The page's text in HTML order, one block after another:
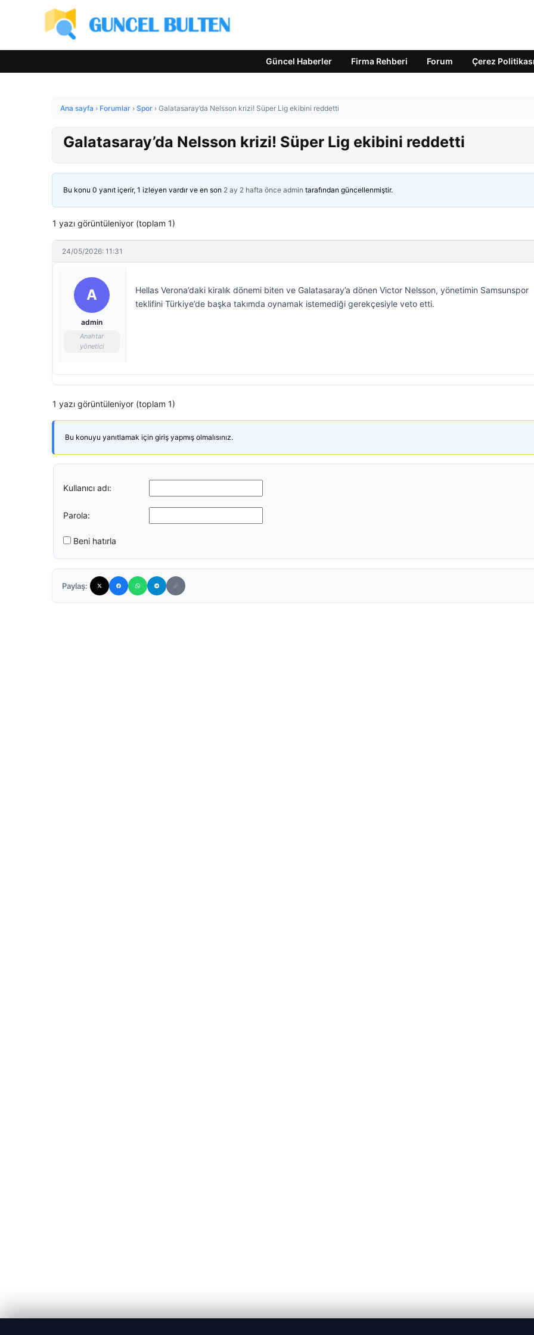
Güncel Haberler Firma Rehberi Forum Çerez Politikası
Ana sayfa › Forumlar › Spor › Galatasaray’da Nelsson krizi! Süper Lig ekibini reddetti
Galatasaray’da Nelsson krizi! Süper Lig ekibini reddetti
Bu konu 0 yanıt içerir, 1 izleyen vardır ve en son 2 ay 2 hafta önce admin tarafından güncellenmiştir.
1 yazı görüntüleniyor (toplam 1)
24/05/2026: 11:31
A
admin
Anahtar
yönetici
Hellas Verona’daki kiralık dönemi biten ve Galatasaray’a dönen Victor Nelsson, yönetimin Samsunspor
teklifini Türkiye’de başka takımda oynamak istemediği gerekçesiyle veto etti.
1 yazı görüntüleniyor (toplam 1)
Bu konuyu yanıtlamak için giriş yapmış olmalısınız.
Kullanıcı adı:
Parola:
Beni hatırla
Paylaş: